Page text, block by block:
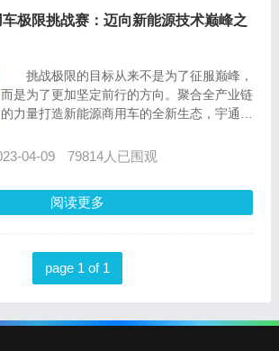
极限挑战赛：迈向新能源技术巅峰之
挑战极限的目标从来不是为了征服巅峰，
而是为了更加坚定前行的方向。聚合全产业链
的力量打造新能源商用车的全新生态，宇通在
了至关重要的一步。 在卡塔尔，以宇通
靠的...
04-09 79814人已围观
阅读更多
page 1 of 1